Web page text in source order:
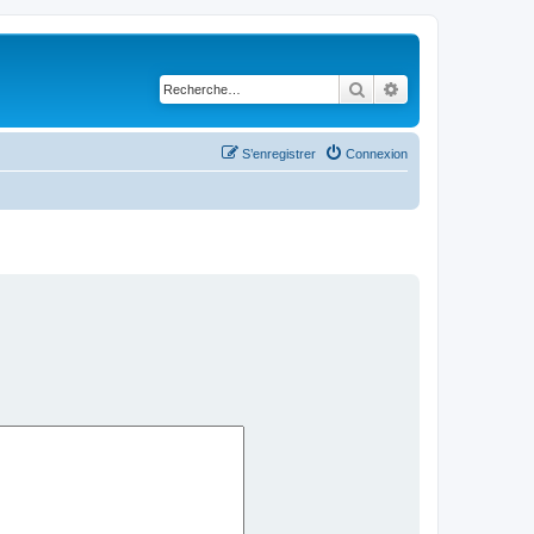
Rechercher
Connexion
S’enregistrer